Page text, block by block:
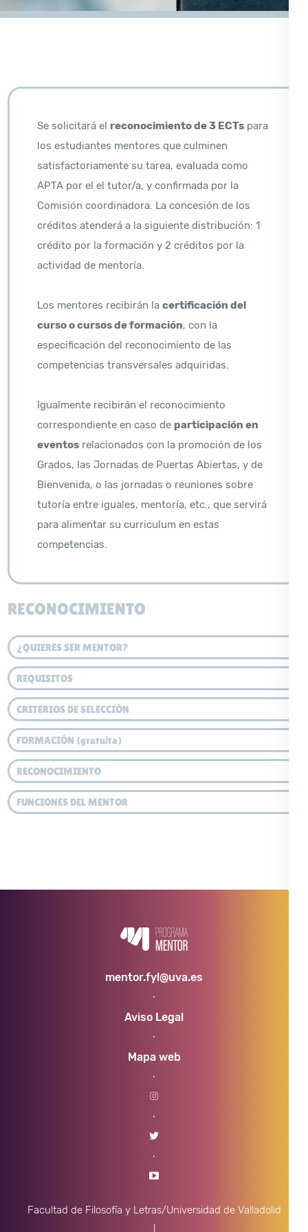
Se solicitará el reconocimiento de 3 ECTs para
los estudiantes mentores que culminen
satisfactoriamente su tarea, evaluada como
APTA por el el tutor/a, y confirmada por la
Comisión coordinadora. La concesión de los
créditos atenderá a la siguiente distribución: 1
crédito por la formación y 2 créditos por la
actividad de mentoría.
Los mentores recibirán lacertificación del
curso o cursos de formación, con la
especificación del reconocimiento de las
competencias transversales adquiridas.
Igualmente recibirán el reconocimiento
correspondiente en caso de participación en
eventos relacionados con la promoción de los
Grados, las Jornadas de Puertas Abiertas, y de
Bienvenida, o las jornadas o reuniones sobre
tutoría entre iguales, mentoría, etc., que servirá
para alimentar su curriculum en estas
competencias.
RECONOCIMIENTO
¿QUIERES SER MENTOR?
REQUISITOS
CRITERIOS DE SELECCIÓN
FORMACIÓN (gratuita)
RECONOCIMIENTO
FUNCIONES DEL MENTOR
mentor.fyl@uva.es
·
Aviso Legal
·
Mapa web
·
·
·
Facultad de Filosofía y Letras/Universidad de Valladolid